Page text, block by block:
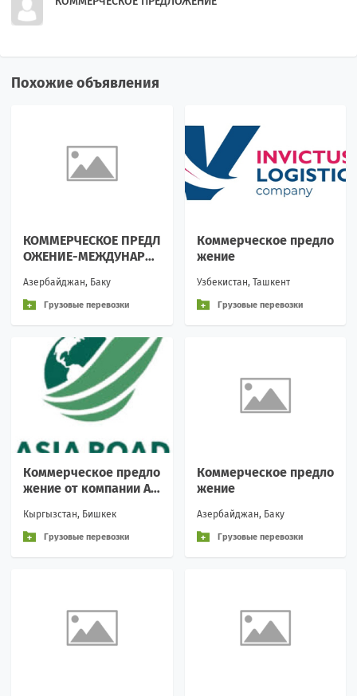
Похожие объявления
КОММЕРЧЕСКОЕ ПРЕДЛ
ОЖЕНИЕ-МЕЖДУНАРО
ВОЗКИ
Азербайджан, Баку
Грузовые перевозки
Коммерческое предло
жение
Узбекистан, Ташкент
Грузовые перевозки
Коммерческое предло
жение от компании As
Кыргызстан, Бишкек
Грузовые перевозки
Коммерческое предло
жение
Азербайджан, Баку
Грузовые перевозки